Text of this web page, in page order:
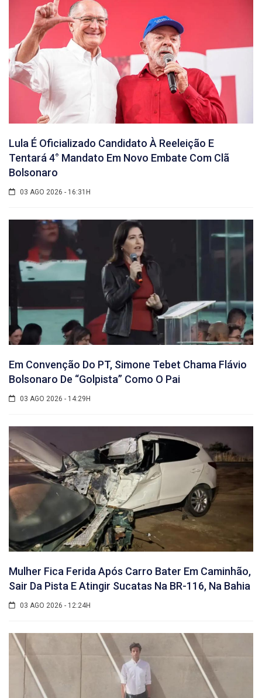
Lula É Oficializado Candidato À Reeleição E
Tentará 4° Mandato Em Novo Embate Com Clã
Bolsonaro
03 AGO 2026 - 16:31H
Em Convenção Do PT, Simone Tebet Chama Flávio
Bolsonaro De “golpista” Como O Pai
03 AGO 2026 - 14:29H
Mulher Fica Ferida Após Carro Bater Em Caminhão,
Sair Da Pista E Atingir Sucatas Na BR-116, Na Bahia
03 AGO 2026 - 12:24H